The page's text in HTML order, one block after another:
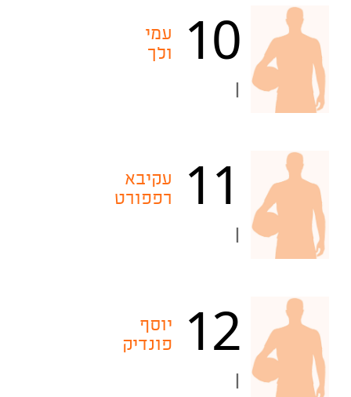
10
עמי
ולך
11
עקיבא
רפפורט
12
יוסף
פונדיק